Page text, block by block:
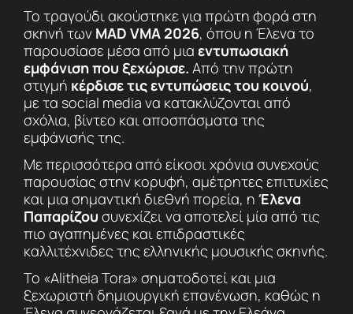
Το τραγούδι ακούστηκε για πρώτη φορά στη
σκηνή των MAD VMA 2026, όπου η Έλενα το
παρουσίασε μέσα από μια εντυπωσιακή
εμφάνιση που ξεχώρισε. Από την πρώτη
στιγμή κέρδισε τις εντυπώσεις του κοινού,
με τα social media να κατακλύζονται από
σχόλια, βίντεο και αποσπάσματα της
εμφάνισής της.
Με περισσότερα από είκοσι χρόνια συνεχούς
παρουσίας στην κορυφή, αμέτρητες επιτυχίες
και μια σημαντική διεθνή πορεία, η Έλενα
Παπαρίζου συνεχίζει να αποτελεί μία από τις
πιο αγαπημένες και επιδραστικές
καλλιτέχνιδες της ελληνικής μουσικής σκηνής.
Το «Alitheia Tora» σηματοδοτεί και μια
ξεχωριστή δημιουργική επανένωση, καθώς η